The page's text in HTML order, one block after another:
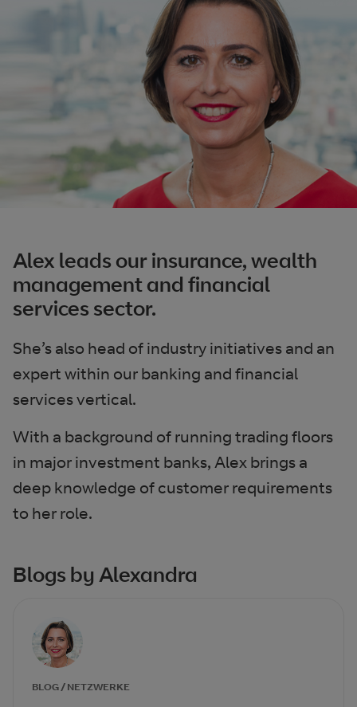
Alex leads our insurance, wealth
management and financial
services sector.
She’s also head of industry initiatives and an
expert within our banking and financial
services vertical.
With a background of running trading floors
in major investment banks, Alex brings a
deep knowledge of customer requirements
to her role.
Blogs by Alexandra
BLOG / NETZWERKE